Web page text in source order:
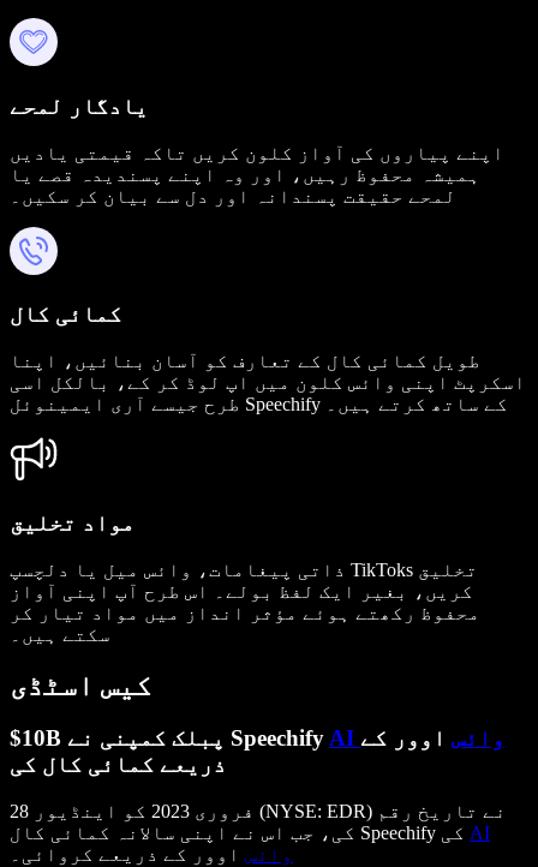
یادگار لمحے
اپنے پیاروں کی آواز کلون کریں تاکہ قیمتی یادیں
ہمیشہ محفوظ رہیں، اور وہ اپنے پسندیدہ قصے یا
لمحے حقیقت پسندانہ اور دل سے بیان کر سکیں۔
کمائی کال
طویل کمائی کال کے تعارف کو آسان بنائیں، اپنا
اسکرپٹ اپنی وائس کلون میں اپ لوڈ کر کے، بالکل اسی
طرح جیسے آری ایمینوئل Speechify کے ساتھ کرتے ہیں۔
مواد تخلیق
ذاتی پیغامات، وائس میل یا دلچسپ TikToks تخلیق
کریں، بغیر ایک لفظ بولے۔ اس طرح آپ اپنی آواز
محفوظ رکھتے ہوئے مؤثر انداز میں مواد تیار کر
سکتے ہیں۔
کیس اسٹڈی
$10B پبلک کمپنی نے Speechify AI وائس اوور کے
ذریعے کمائی کال کی
28 فروری 2023 کو اینڈیور (NYSE: EDR) نے تاریخ رقم
AI
وائس اوور کے ذریعے کروائی۔